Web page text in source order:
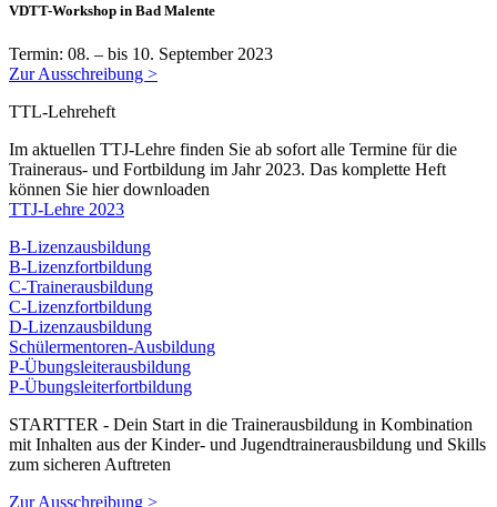
VDTT-Workshop in Bad Malente
Termin: 08. – bis 10. September 2023
Zur Ausschreibung >
TTL-Lehreheft
Im aktuellen TTJ-Lehre finden Sie ab sofort alle Termine für die
Traineraus- und Fortbildung im Jahr 2023. Das komplette Heft
können Sie hier downloaden
TTJ-Lehre 2023
B-Lizenzausbildung
B-Lizenzfortbildung
C-Trainerausbildung
C-Lizenzfortbildung
D-Lizenzausbildung
Schülermentoren-Ausbildung
P-Übungsleiterausbildung
P-Übungsleiterfortbildung
STARTTER - Dein Start in die Trainerausbildung in Kombination
mit Inhalten aus der Kinder- und Jugendtrainerausbildung und Skills
zum sicheren Auftreten
Zur Ausschreibung >